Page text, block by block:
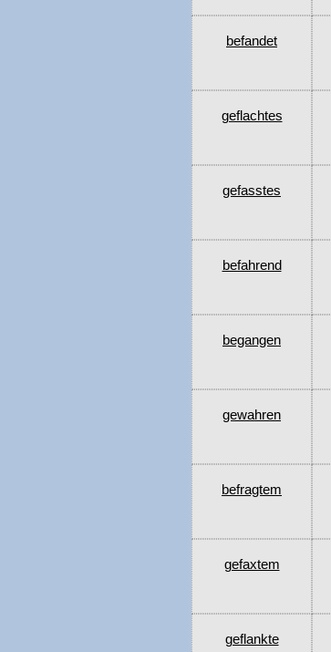
befandet
geflachtes
gefasstes
befahrend
begangen
gewahren
befragtem
gefaxtem
geflankte